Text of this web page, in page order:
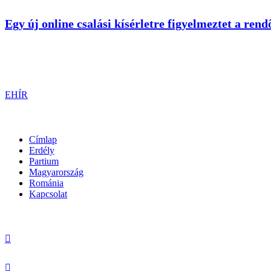
Egy új online csalási kísérletre figyelmeztet a
EHÍR
Címlap
Erdély
Partium
Magyarország
Románia
Kapcsolat